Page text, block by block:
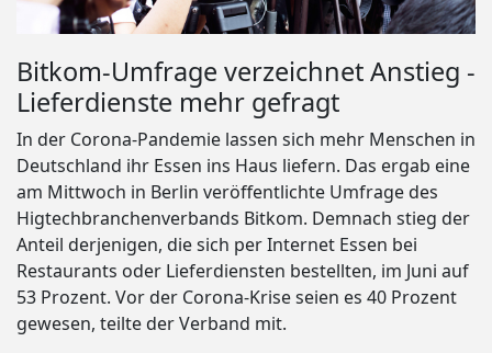
Bitkom-Umfrage verzeichnet Anstieg -
Lieferdienste mehr gefragt
In der Corona-Pandemie lassen sich mehr Menschen in
Deutschland ihr Essen ins Haus liefern. Das ergab eine
am Mittwoch in Berlin veröffentlichte Umfrage des
Higtechbranchenverbands Bitkom. Demnach stieg der
Anteil derjenigen, die sich per Internet Essen bei
Restaurants oder Lieferdiensten bestellten, im Juni auf
53 Prozent. Vor der Corona-Krise seien es 40 Prozent
gewesen, teilte der Verband mit.